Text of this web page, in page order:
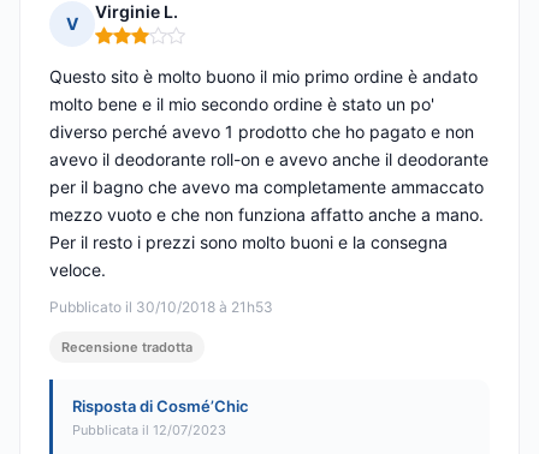
V
Virginie L.
Nota: 3 su 5
Pubblicato il 30/10/2018 à 21h53
Questo sito è molto buono il mio primo ordine è andato
molto bene e il mio secondo ordine è stato un po'
diverso perché avevo 1 prodotto che ho pagato e non
avevo il deodorante roll-on e avevo anche il deodorante
per il bagno che avevo ma completamente ammaccato
mezzo vuoto e che non funziona affatto anche a mano.
Per il resto i prezzi sono molto buoni e la consegna
veloce.
Recensione tradotta
Risposta di Cosmé’Chic
Pubblicata il 12/07/2023